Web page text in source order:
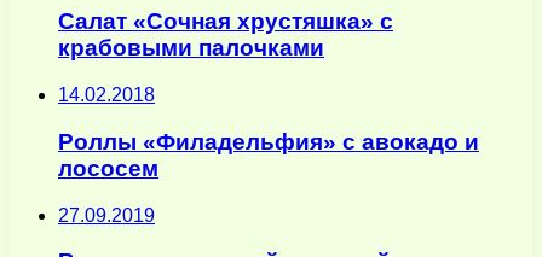
Салат «Сочная хрустяшка» с
крабовыми палочками
14.02.2018
Роллы «Филадельфия» с авокадо и
лососем
27.09.2019